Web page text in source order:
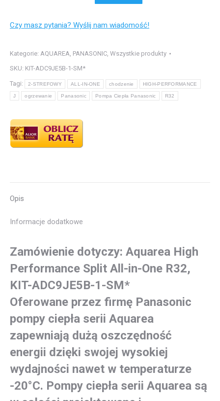
do
I
chodzenia
SERIA
HIGH-
J
//
ALL-
STREFOWY
9kW
ADC9JE5B-
1-
SM*
Czy masz pytania? Wyślij nam wiadomość!
Kategorie: AQUAREA, PANASONIC, Wszystkie produkty
SKU: KIT-ADC9JE5B-1-SM*
Tagi: 2-STREFOWY ALL-IN-ONE chodzenie HIGH-PERFORMANCE
J ogrzewanie Panasonic Pompa Ciepła Panasonic R32
Opis
Informacje dodatkowe
Zamówienie dotyczy: Aquarea High
Performance Split All-in-One R32,
KIT-ADC9JE5B-1-SM*
Oferowane przez firmę Panasonic
pompy ciepła serii Aquarea
zapewniają dużą oszczędność
energii dzięki swojej wysokiej
wydajności nawet w temperaturze
-20°C. Pompy ciepła serii Aquarea są